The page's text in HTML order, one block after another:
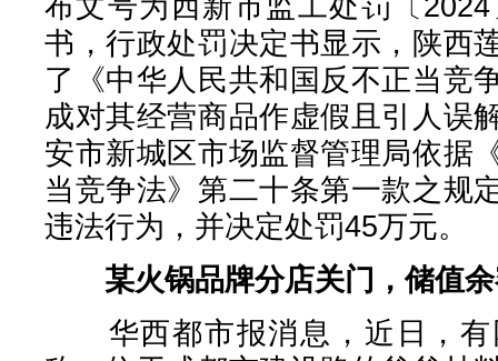
书，行政处罚决定书显示，陕西
了《中华人民共和国反不正当竞
成对其经营商品作虚假且引人误
安市新城区市场监督管理局依据
当竞争法》第二十条第一款之规
违法行为，并决定处罚45万元。
某火锅品牌分店关门，储值
华西都市报消息，近日，有